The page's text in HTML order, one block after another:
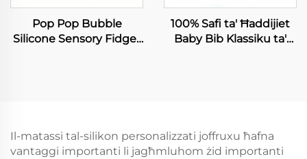
Pop Pop Bubble
Silicone Sensory Fidget
100% Safi ta' Ħaddijiet
Baby Bib Klassiku ta'
Il-matassi tal-silikon personalizzati joffruxu ħafna
vantaggi importanti li jagħmluhom żid importanti